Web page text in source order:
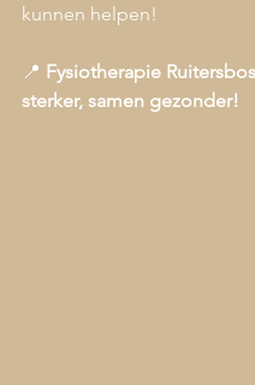
kunnen helpen!
📍 Fysiotherapie
sterker, samen gezonder!